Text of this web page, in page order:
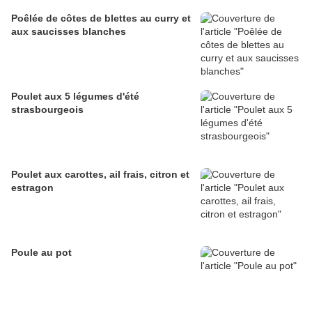
Poêlée de côtes de blettes au curry et
aux saucisses blanches
Poulet aux 5 légumes d'été
strasbourgeois
Poulet aux carottes, ail frais, citron et
estragon
Poule au pot